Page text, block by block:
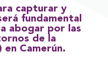
capturar y
fundamental
abogar por las
de la
en Camerún.